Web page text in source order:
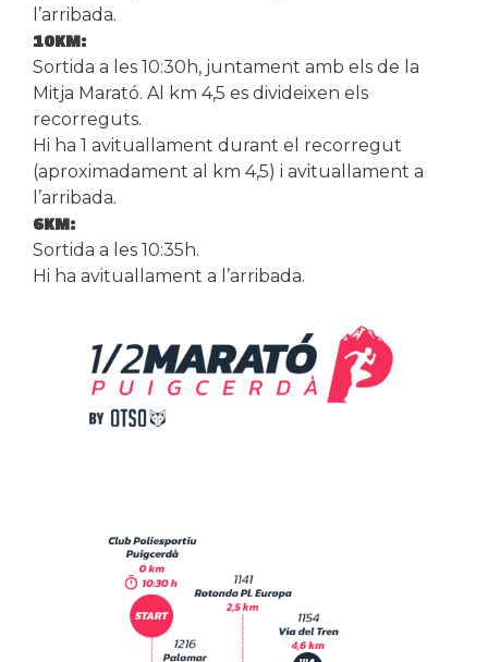
l’arribada.
10KM:
Sortida a les 10:30h, juntament amb els de la
Mitja Marató. Al km 4,5 es divideixen els
recorreguts.
Hi ha 1 avituallament durant el recorregut
(aproximadament al km 4,5) i avituallament a
l’arribada.
6KM:
Sortida a les 10:35h.
Hi ha avituallament a l’arribada.